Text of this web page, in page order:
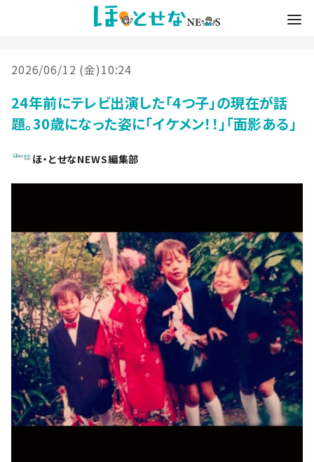
2026/06/12 (金)10:24
24年前にテレビ出演した「4つ子」の現在が話
題。30歳になった姿に「イケメン！！」「面影ある」
ほ・とせなNEWS編集部